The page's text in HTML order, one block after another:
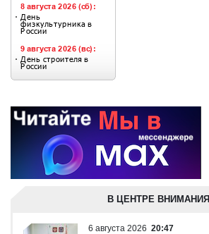
В ЦЕНТРЕ ВНИМАНИЯ
6 августа 2026 20:47